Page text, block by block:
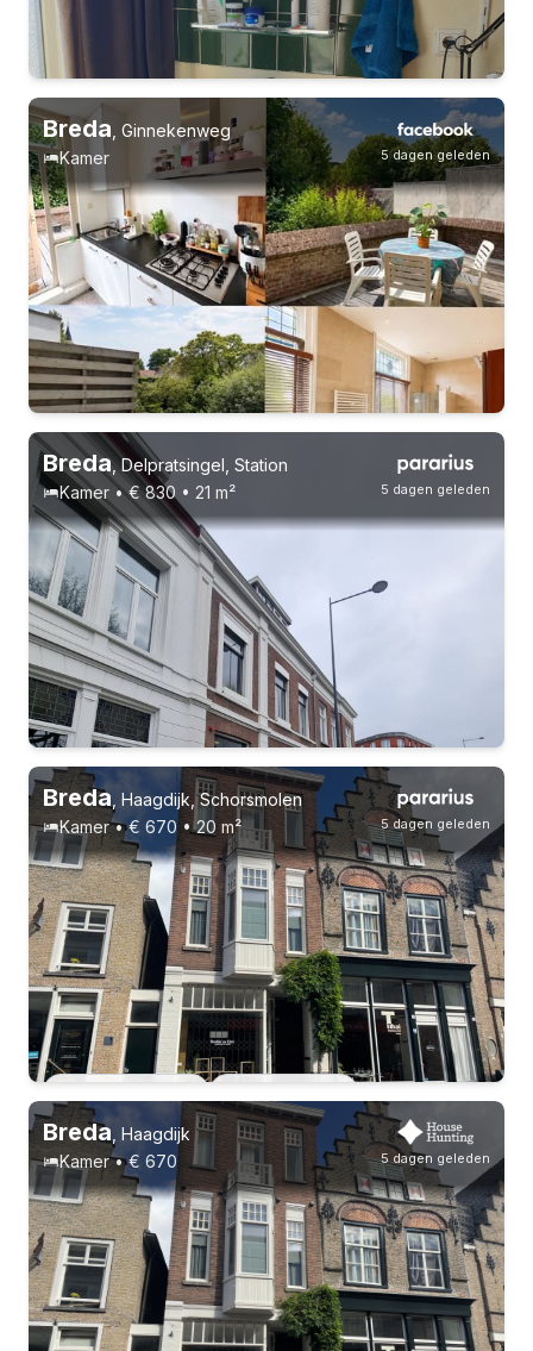
4-8-26 - 4-8-27 4 huisgenoten
5 dagen geleden
Breda, Ginnekenweg
Kamer
Vast contract
5 dagen geleden
Breda,Delpratsingel, Station
Kamer • € 830 • 21 m²
Vast contract 7 huisgenoten Studenten
5 dagen geleden
Breda Haagdijk, Schorsmolen
Kamer • € 670 • 20 m²
5 dagen geleden
Breda Haagdijk
Kamer • € 670